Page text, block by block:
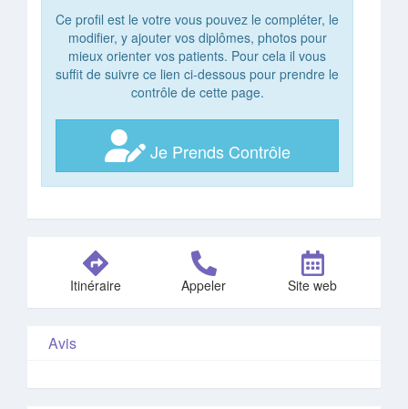
Ce profil est le votre vous pouvez le compléter, le
modifier, y ajouter vos diplômes, photos pour
mieux orienter vos patients. Pour cela il vous
suffit de suivre ce lien ci-dessous pour prendre le
contrôle de cette page.
Je Prends Contrôle
Itinéraire Appeler Site web
Avis